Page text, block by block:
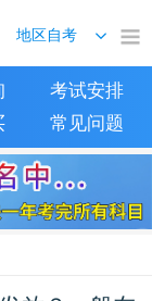
考试安排
常见问题